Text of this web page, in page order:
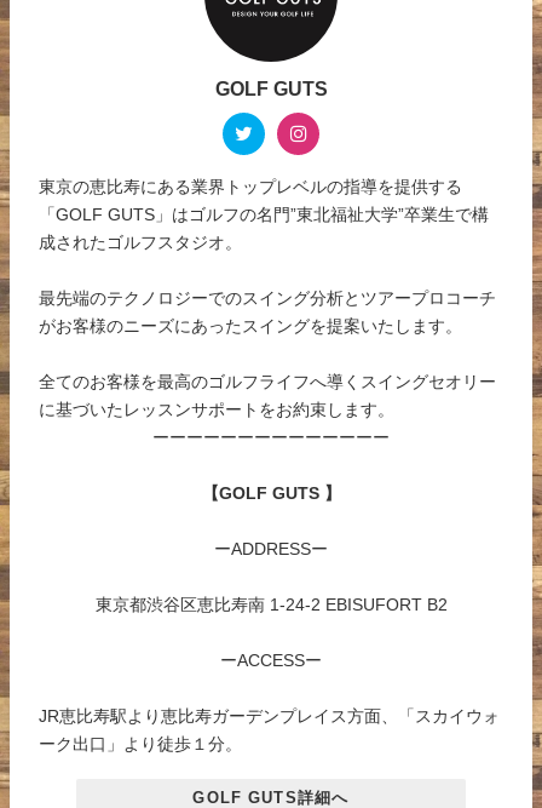
GOLF GUTS
東京の恵比寿にある業界トップレベルの指導を提供する
「GOLF GUTS」はゴルフの名門”東北福祉大学”卒業生で構
成されたゴルフスタジオ。
最先端のテクノロジーでのスイング分析とツアープロコーチ
がお客様のニーズにあったスイングを提案いたします。
全てのお客様を最高のゴルフライフへ導くスイングセオリー
に基づいたレッスンサポートをお約束します。
ーーーーーーーーーーーーーー
【GOLF GUTS 】
ーADDRESSー
東京都渋谷区恵比寿南 1-24-2 EBISUFORT B2
ーACCESSー
JR恵比寿駅より恵比寿ガーデンプレイス方面、「スカイウォ
ーク出口」より徒歩１分。
GOLF GUTS詳細へ